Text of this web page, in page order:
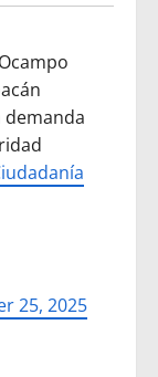
demanda
25, 2025